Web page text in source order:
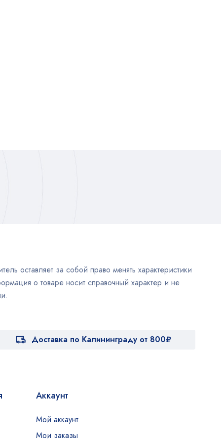
оставляет за собой право менять характеристики
о товаре носит справочный характер и не
Доставка по Калининграду от 800₽
Аккаунт
Мой аккаунт
Мои заказы